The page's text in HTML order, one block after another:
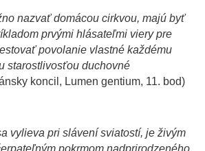
nazvať domácou cirkvou, majú byť
prvými hlásateľmi viery pre
povolanie vlastné každému
starostlivosťou duchovné
koncil, Lumen gentium, 11. bod)
vylieva pri slávení sviatostí, je živým